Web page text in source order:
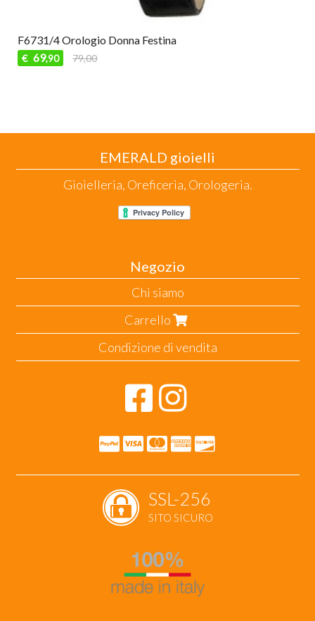
F6731/4 Orologio Donna Festina
€ 69,90 79,00
EMERALD gioielli
Gioielleria, Oreficeria, Orologeria.
Negozio
Chi siamo
Carrello
Condizione di vendita
SSL-256
SITO SICURO